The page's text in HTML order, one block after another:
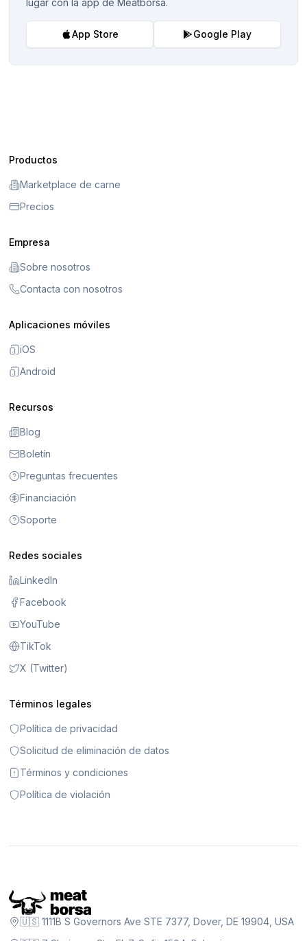
App Store Google Play
Productos
Marketplace de carne
Precios
Empresa
Sobre nosotros
Contacta con nosotros
Aplicaciones móviles
iOS
Android
Recursos
Blog
Boletín
Preguntas frecuentes
Financiación
Soporte
Redes sociales
LinkedIn
Facebook
YouTube
TikTok
X (Twitter)
Términos legales
Política de privacidad
Solicitud de eliminación de datos
Términos y condiciones
Política de violación
🇺🇸 1111B S Governors Ave STE 7377, Dover, DE 19904, USA